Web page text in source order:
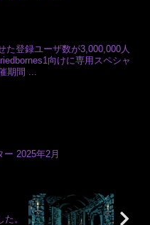
た登録ユーザ数が3,000,000人
向けに専用スペシャ
期間 ...
ー 2025年2月
。